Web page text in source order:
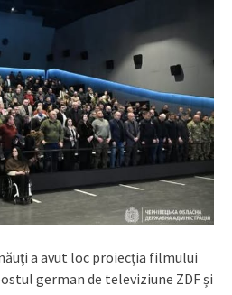
a avut loc proiecția filmului
german de televiziune ZDF și